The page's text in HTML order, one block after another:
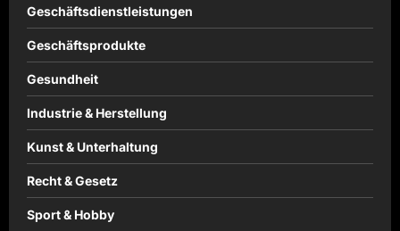
Geschäftsdienstleistungen
Geschäftsprodukte
Gesundheit
Industrie & Herstellung
Kunst & Unterhaltung
Recht & Gesetz
Sport & Hobby